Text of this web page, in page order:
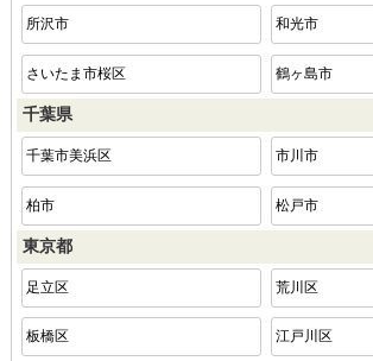
所沢市 和光市
さいたま市桜区 鶴ヶ島市
千葉県
千葉市美浜区 市川市
柏市 松戸市
東京都
足立区 荒川区
板橋区 江戸川区